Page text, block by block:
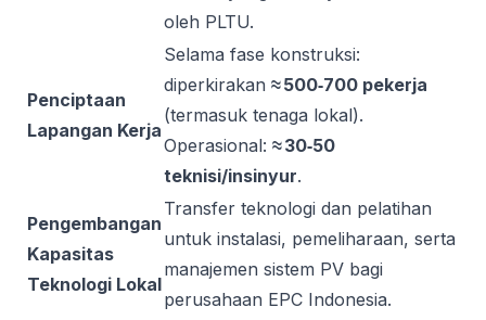
oleh PLTU.
Penciptaan
Lapangan Kerja
Selama fase konstruksi:
diperkirakan ≈ 500‑700 pekerja
(termasuk tenaga lokal).
Operasional: ≈ 30‑50
teknisi/insinyur.
Pengembangan
Kapasitas
Teknologi Lokal
Transfer teknologi dan pelatihan
untuk instalasi, pemeliharaan, serta
manajemen sistem PV bagi
perusahaan EPC Indonesia.